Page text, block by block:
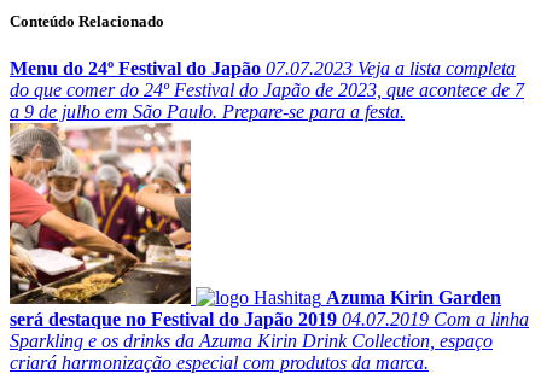
Conteúdo Relacionado
Menu do 24º Festival do Japão 07.07.2023 Veja a lista completa
do que comer do 24º Festival do Japão de 2023, que acontece de 7
a 9 de julho em São Paulo. Prepare-se para a festa.
Azuma Kirin Garden
será destaque no Festival do Japão 2019 04.07.2019 Com a linha
Sparkling e os drinks da Azuma Kirin Drink Collection, espaço
criará harmonização especial com produtos da marca.